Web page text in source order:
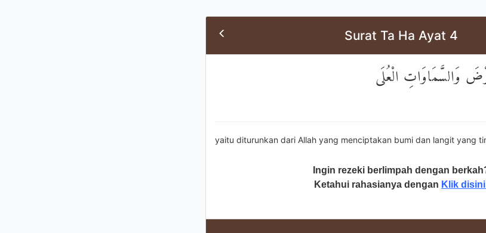
Surat Ta Ha Ayat 4
وَالسَّمَاوَاتِ الْعُلَى
yaitu diturunkan dari Allah yang menciptakan bumi dan langit yang
Ingin rezeki berlimpah dengan
Ketahui rahasianya dengan Klik